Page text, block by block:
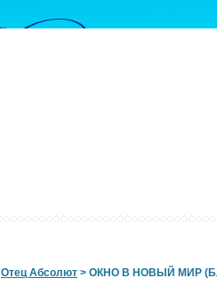
Отец Абсолют > ОКНО В НОВЫЙ МИР